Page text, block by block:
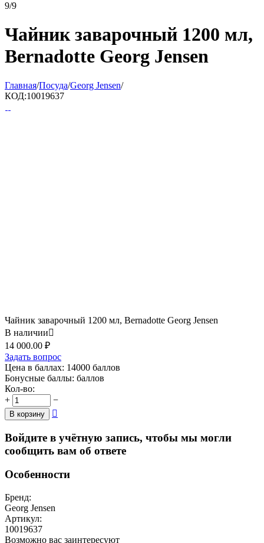
9/9
Чайник заварочный 1200 мл,
Bernadotte Georg Jensen
Главная/Посуда/Georg Jensen/
КОД:10019637
Чайник заварочный 1200 мл, Bernadotte Georg Jensen
В наличии
14 000.00 ₽
Задать вопрос
Цена в баллах: 14000 баллов
Бонусные баллы: баллов
Кол-во:
+
−
В корзину 
Войдите в учётную запись, чтобы мы могли
сообщить вам об ответе
Особенности
Бренд:
Georg Jensen
Артикул:
10019637
Возможно вас заинтересуют